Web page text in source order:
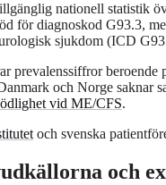
nationell statistik
för diagnoskod G93.3,
sjukdom (ICD
prevalenssiffror
och Norge saknar
vid ME/CFS.
och svenska
och